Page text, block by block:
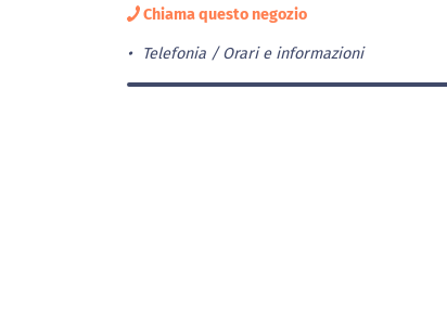
Chiama questo negozio
Telefonia Orari e informazioni